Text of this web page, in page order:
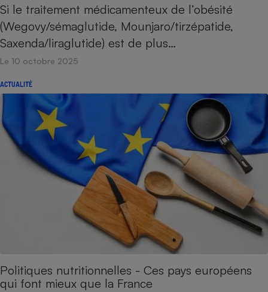
Si le traitement médicamenteux de l’obésité
(Wegovy/sémaglutide, Mounjaro/tirzépatide,
Saxenda/liraglutide) est de plus…
Le 10 octobre 2025
ACTUALITÉ
Politiques nutritionnelles - Ces pays européens
qui font mieux que la France